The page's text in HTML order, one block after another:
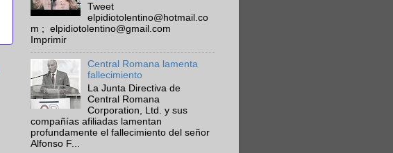
Tweet
elpidiotolentino@hotmail.co
m ; elpidiotolentino@gmail.com
Imprimir
Central Romana lamenta
fallecimiento
La Junta Directiva de
Central Romana
Corporation, Ltd. y sus
compañías afiliadas lamentan
profundamente el fallecimiento del señor
Alfonso F...